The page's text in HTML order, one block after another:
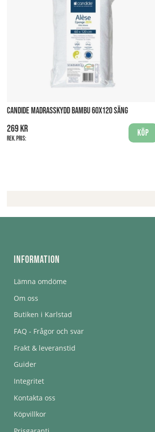
CANDIDE MADRASSKYDD BAMBU 60X120 SÄNG
269 kr
Rek. pris:
Köp
Information
Lämna omdöme
Om oss
Butiken i Karlstad
FAQ - Frågor och svar
Frakt & leveranstid
Guider
Integritet
Kontakta oss
Köpvillkor